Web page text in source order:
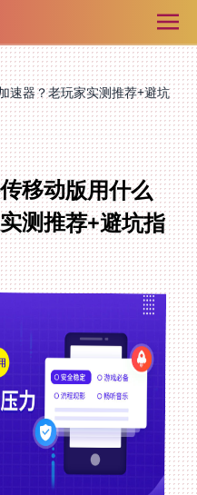
速器？老玩家实测推荐+避坑
移动版用什么
测推荐+避坑指